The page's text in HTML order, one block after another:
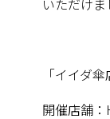
「イイダ
開催店舗